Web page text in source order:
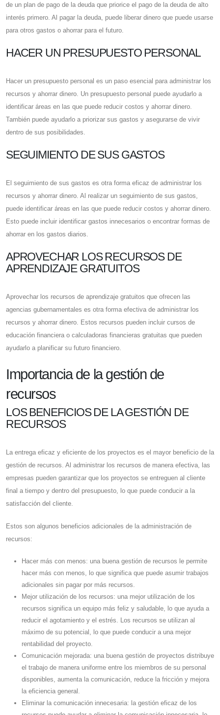
de un plan de pago de la deuda que priorice el pago de la deuda de alto
interés primero. Al pagar la deuda, puede liberar dinero que puede usarse
para otros gastos o ahorrar para el futuro.
HACER UN PRESUPUESTO PERSONAL
Hacer un presupuesto personal es un paso esencial para administrar los
recursos y ahorrar dinero. Un presupuesto personal puede ayudarlo a
identificar áreas en las que puede reducir costos y ahorrar dinero.
También puede ayudarlo a priorizar sus gastos y asegurarse de vivir
dentro de sus posibilidades.
SEGUIMIENTO DE SUS GASTOS
El seguimiento de sus gastos es otra forma eficaz de administrar los
recursos y ahorrar dinero. Al realizar un seguimiento de sus gastos,
puede identificar áreas en las que puede reducir costos y ahorrar dinero.
Esto puede incluir identificar gastos innecesarios o encontrar formas de
ahorrar en los gastos diarios.
APROVECHAR LOS RECURSOS DE
APRENDIZAJE GRATUITOS
Aprovechar los recursos de aprendizaje gratuitos que ofrecen las
agencias gubernamentales es otra forma efectiva de administrar los
recursos y ahorrar dinero. Estos recursos pueden incluir cursos de
educación financiera o calculadoras financieras gratuitas que pueden
ayudarlo a planificar su futuro financiero.
Importancia de la gestión de
recursos
LOS BENEFICIOS DE LA GESTIÓN DE
RECURSOS
La entrega eficaz y eficiente de los proyectos es el mayor beneficio de la
gestión de recursos. Al administrar los recursos de manera efectiva, las
empresas pueden garantizar que los proyectos se entreguen al cliente
final a tiempo y dentro del presupuesto, lo que puede conducir a la
satisfacción del cliente.
Estos son algunos beneficios adicionales de la administración de
recursos:
Hacer más con menos: una buena gestión de recursos le permite
hacer más con menos, lo que significa que puede asumir trabajos
adicionales sin pagar por más recursos.
Mejor utilización de los recursos: una mejor utilización de los
recursos significa un equipo más feliz y saludable, lo que ayuda a
reducir el agotamiento y el estrés. Los recursos se utilizan al
máximo de su potencial, lo que puede conducir a una mejor
rentabilidad del proyecto.
Comunicación mejorada: una buena gestión de proyectos distribuye
el trabajo de manera uniforme entre los miembros de su personal
disponibles, aumenta la comunicación, reduce la fricción y mejora
la eficiencia general.
Eliminar la comunicación innecesaria: la gestión eficaz de los